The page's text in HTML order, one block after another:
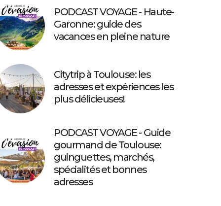
PODCAST VOYAGE - Haute-
Garonne: guide des
vacances en pleine nature
Citytrip à Toulouse: les
adresses et expériences les
plus délicieuses!
PODCAST VOYAGE - Guide
gourmand de Toulouse:
guinguettes, marchés,
spécialités et bonnes
adresses